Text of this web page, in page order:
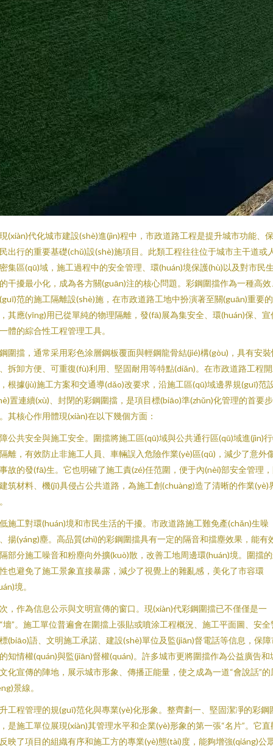
(xiàn)代化城市建設(shè)進(jìn)程中，市政道路工程是提升城市功能、
出行的重要基礎(chǔ)設(shè)施項目。此類工程往往位于城市主干道或
集區(qū)域，施工過程中的安全管理、環(huán)境保護(hù)以及對市民
干擾最小化，成為各方關(guān)注的核心問題。彩鋼圍擋作為一種高效
范的施工隔離設(shè)施，在市政道路工地中扮演著至關(guān)重要
其應(yīng)用已從單純的物理隔離，發(fā)展為集安全、環(huán)保、宣
體的綜合性工程管理工具。
圍擋，通常采用彩色涂層鋼板覆面與輕鋼龍骨結(jié)構(gòu)，具有安裝
拆卸方便、可重復(fù)利用、堅固耐用等特點(diǎn)。在市政道路工程
根據(jù)施工方案和交通導(dǎo)改要求，沿施工區(qū)域邊界規(guī)范
置連續(xù)、封閉的彩鋼圍擋，是項目標(biāo)準(zhǔn)化管理的首要步
其核心作用體現(xiàn)在以下幾個方面：
公共安全與施工安全。圍擋將施工區(qū)域與公共通行區(qū)域進(jìn)
離，有效防止非施工人員、車輛誤入危險作業(yè)區(qū)，減少了意外
故的發(fā)生。它也明確了施工責(zé)任范圍，便于內(nèi)部安全管理
筑材料、機(jī)具侵占公共道路，為施工創(chuàng)造了清晰的作業(yè)
施工對環(huán)境和市民生活的干擾。市政道路施工難免產(chǎn)生噪
揚(yáng)塵。高品質(zhì)的彩鋼圍擋具有一定的隔音和擋塵效果，能有
部分施工噪音和粉塵向外擴(kuò)散，改善工地周邊環(huán)境。圍擋
也避免了施工景象直接暴露，減少了視覺上的雜亂感，美化了市容環
境。
，作為信息公示與文明宣傳的窗口。現(xiàn)代彩鋼圍擋已不僅僅是一
墻”。施工單位普遍會在圍擋上張貼或噴涂工程概況、施工平面圖、安全
(biāo)語、文明施工承諾、建設(shè)單位及監(jiān)督電話等信息，保障
知情權(quán)與監(jiān)督權(quán)。許多城市更將圍擋作為公益廣告和
化宣傳的陣地，展示城市形象、傳播正能量，使之成為一道“會說話”的
景線。
工程管理的規(guī)范化與專業(yè)化形象。整齊劃一、堅固潔凈的彩鋼
是施工單位展現(xiàn)其管理水平和企業(yè)形象的第一張“名片”。它直
映了項目的組織有序和施工方的專業(yè)態(tài)度，能夠增強(qiáng)公